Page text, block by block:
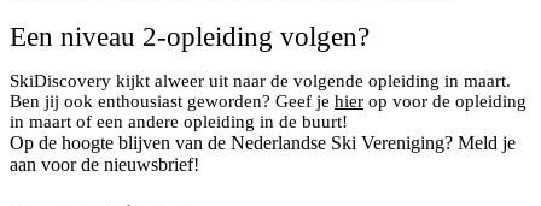
Een niveau 2-opleiding volgen?
SkiDiscovery kijkt alweer uit naar de volgende opleiding in maart.
Ben jij ook enthousiast geworden? Geef je hier op voor de opleiding
in maart of een andere opleiding in de buurt!
Op de hoogte blijven van de Nederlandse Ski Vereniging? Meld je
aan voor de nieuwsbrief!